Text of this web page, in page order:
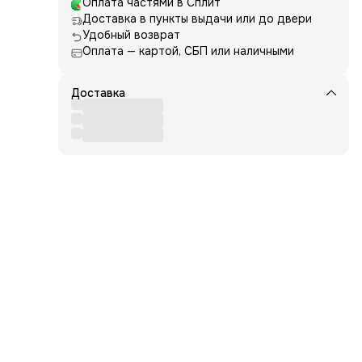
Доставка в пункты выдачи или до двери
Удобный возврат
Оплата — картой, СБП или наличными
Доставка